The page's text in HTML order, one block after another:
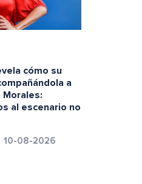
cómo su
a
Morales:
al escenario no
10-08-2026